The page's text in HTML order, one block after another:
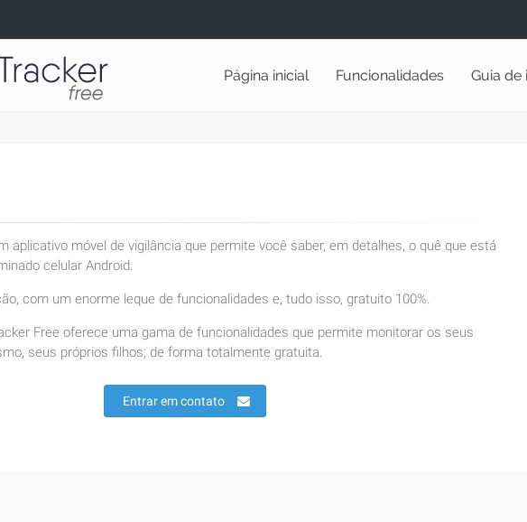
Página inicial Funcionalidades Guia de
aplicativo móvel de vigilância que permite você saber, em detalhes, o quê que está
celular Android.
com um enorme leque de funcionalidades e, tudo isso, gratuito 100%.
Free oferece uma gama de funcionalidades que permite monitorar os seus
seus próprios filhos; de forma totalmente gratuita.
Entrar em contato